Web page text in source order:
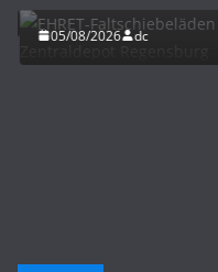
05/08/2026 dc